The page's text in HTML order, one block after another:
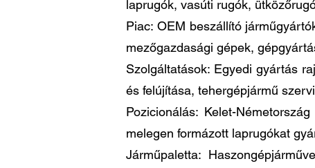
laprugók, vasúti rugók,
Piac: OEM beszállító
mezőgazdasági gépek,
Szolgáltatások: Egyedi gyártás
és felújítása, tehergépjármű
Pozicionálás: Kelet-
melegen formázott laprugókat
Járműpaletta: